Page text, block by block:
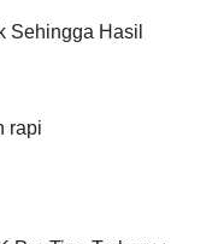
Sehingga Hasil
rapi